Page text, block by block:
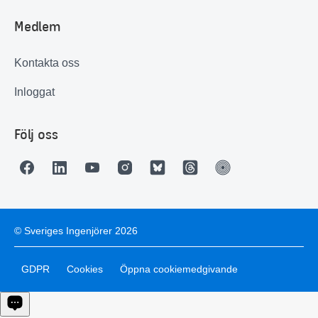
Medlem
Kontakta oss
Inloggat
Följ oss
© Sveriges Ingenjörer 2026
GDPR Cookies Öppna cookiemedgivande